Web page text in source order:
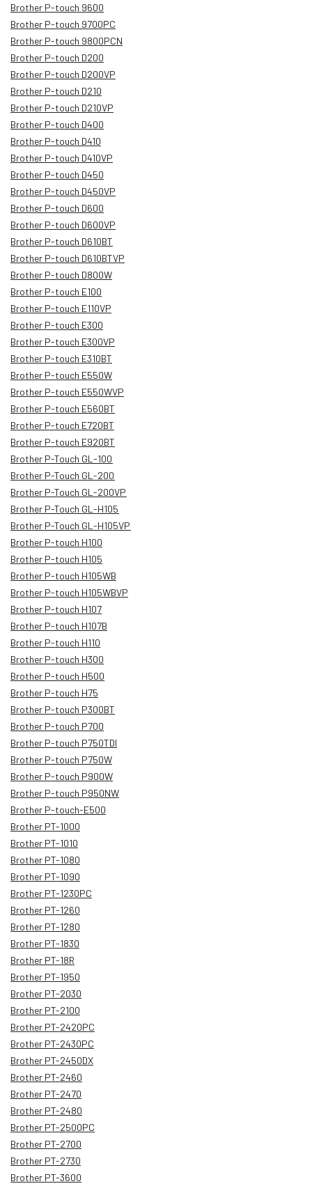
Brother P-touch 9600
Brother P-touch 9700PC
Brother P-touch 9800PCN
Brother P-touch D200
Brother P-touch D200VP
Brother P-touch D210
Brother P-touch D210VP
Brother P-touch D400
Brother P-touch D410
Brother P-touch D410VP
Brother P-touch D450
Brother P-touch D450VP
Brother P-touch D600
Brother P-touch D600VP
Brother P-touch D610BT
Brother P-touch D610BTVP
Brother P-touch D800W
Brother P-touch E100
Brother P-touch E110VP
Brother P-touch E300
Brother P-touch E300VP
Brother P-touch E310BT
Brother P-touch E550W
Brother P-touch E550WVP
Brother P-touch E560BT
Brother P-touch E720BT
Brother P-touch E920BT
Brother P-Touch GL-100
Brother P-Touch GL-200
Brother P-Touch GL-200VP
Brother P-Touch GL-H105
Brother P-Touch GL-H105VP
Brother P-touch H100
Brother P-touch H105
Brother P-touch H105WB
Brother P-touch H105WBVP
Brother P-touch H107
Brother P-touch H107B
Brother P-touch H110
Brother P-touch H300
Brother P-touch H500
Brother P-touch H75
Brother P-touch P300BT
Brother P-touch P700
Brother P-touch P750TDI
Brother P-touch P750W
Brother P-touch P900W
Brother P-touch P950NW
Brother P-touch-E500
Brother PT-1000
Brother PT-1010
Brother PT-1080
Brother PT-1090
Brother PT-1230PC
Brother PT-1260
Brother PT-1280
Brother PT-1830
Brother PT-18R
Brother PT-1950
Brother PT-2030
Brother PT-2100
Brother PT-2420PC
Brother PT-2430PC
Brother PT-2450DX
Brother PT-2460
Brother PT-2470
Brother PT-2480
Brother PT-2500PC
Brother PT-2700
Brother PT-2730
Brother PT-3600